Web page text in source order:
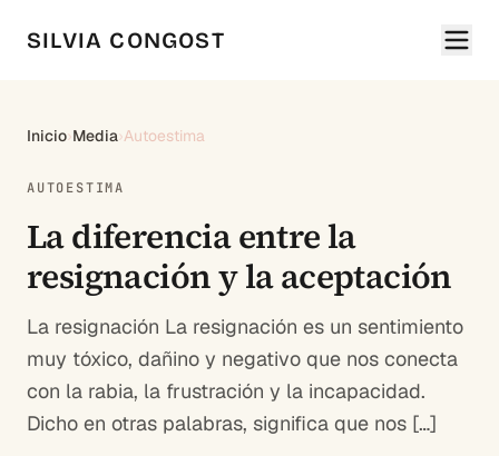
SILVIA CONGOST
Inicio›Media›Autoestima
AUTOESTIMA
La diferencia entre la
resignación y la aceptación
La resignación La resignación es un sentimiento
muy tóxico, dañino y negativo que nos conecta
con la rabia, la frustración y la incapacidad.
Dicho en otras palabras, significa que nos […]